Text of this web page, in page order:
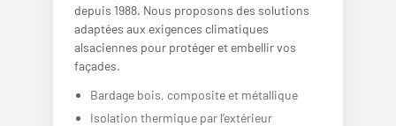
depuis 1988. Nous proposons des solutions
adaptées aux exigences climatiques
alsaciennes pour protéger et embellir vos
façades.
Bardage bois, composite et métallique
Isolation thermique par l’extérieur